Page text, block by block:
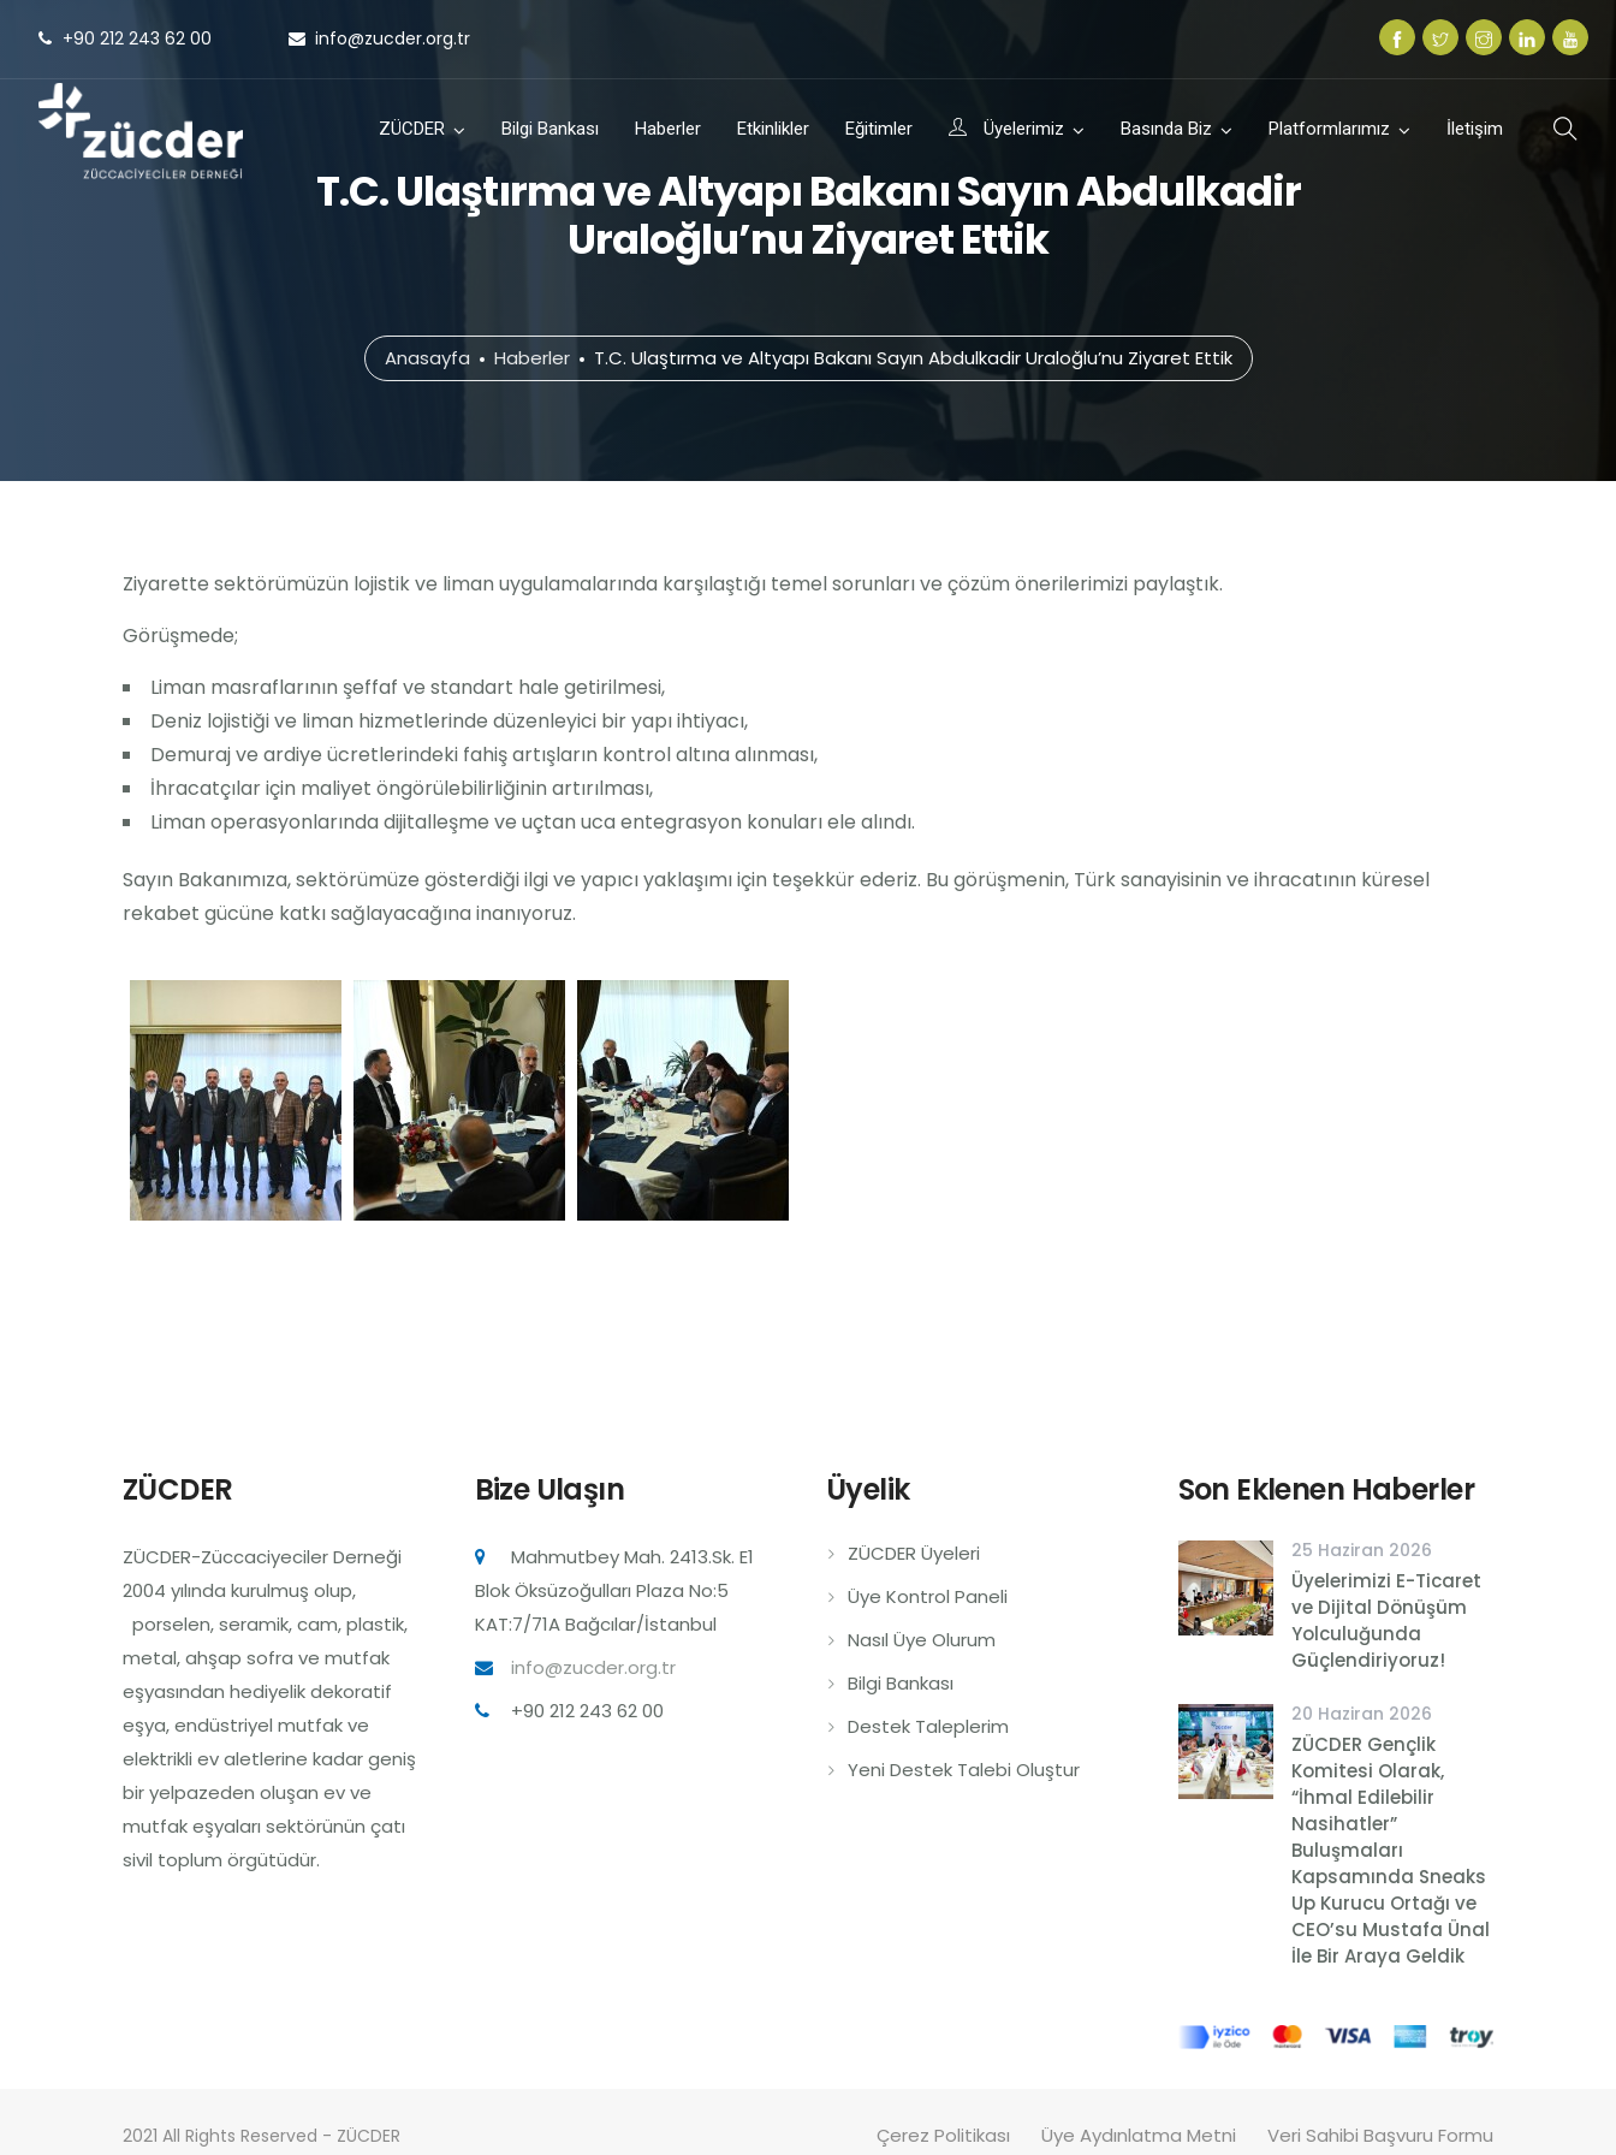
+90 212 243 62 00 info@zucder.org.tr
ZÜCDER Bilgi Bankası Haberler Etkinlikler Eğitimler Üyelerimiz Basında Biz Platformlarımız İletişim
T.C. Ulaştırma ve Altyapı Bakanı Sayın Abdulkadir
Uraloğlu’nu Ziyaret Ettik
Anasayfa Haberler T.C. Ulaştırma ve Altyapı Bakanı Sayın Abdulkadir Uraloğlu’nu Ziyaret Ettik
Ziyarette sektörümüzün lojistik ve liman uygulamalarında karşılaştığı temel sorunları ve çözüm önerilerimizi paylaştık.
Görüşmede;
Liman masraflarının şeffaf ve standart hale getirilmesi,
Deniz lojistiği ve liman hizmetlerinde düzenleyici bir yapı ihtiyacı,
Demuraj ve ardiye ücretlerindeki fahiş artışların kontrol altına alınması,
İhracatçılar için maliyet öngörülebilirliğinin artırılması,
Liman operasyonlarında dijitalleşme ve uçtan uca entegrasyon konuları ele alındı.
Sayın Bakanımıza, sektörümüze gösterdiği ilgi ve yapıcı yaklaşımı için teşekkür ederiz. Bu görüşmenin, Türk sanayisinin ve ihracatının küresel
rekabet gücüne katkı sağlayacağına inanıyoruz.
ZÜCDER
ZÜCDER-Züccaciyeciler Derneği
2004 yılında kurulmuş olup,
porselen, seramik, cam, plastik,
metal, ahşap sofra ve mutfak
eşyasından hediyelik dekoratif
eşya, endüstriyel mutfak ve
elektrikli ev aletlerine kadar geniş
bir yelpazeden oluşan ev ve
mutfak eşyaları sektörünün çatı
sivil toplum örgütüdür.
Bize Ulaşın
Mahmutbey Mah. 2413.Sk. E1
Blok Öksüzoğulları Plaza No:5
KAT:7/71A Bağcılar/İstanbul
info@zucder.org.tr
+90 212 243 62 00
Üyelik
ZÜCDER Üyeleri
Üye Kontrol Paneli
Nasıl Üye Olurum
Bilgi Bankası
Destek Taleplerim
Yeni Destek Talebi Oluştur
Son Eklenen Haberler
25 Haziran 2026
Üyelerimizi E-Ticaret
ve Dijital Dönüşüm
Yolculuğunda
Güçlendiriyoruz!
20 Haziran 2026
ZÜCDER Gençlik
Komitesi Olarak,
“İhmal Edilebilir
Nasihatler”
Buluşmaları
Kapsamında Sneaks
Up Kurucu Ortağı ve
CEO’su Mustafa Ünal
İle Bir Araya Geldik
2021 All Rights Reserved - ZÜCDER Çerez Politikası Üye Aydınlatma Metni Veri Sahibi Başvuru Formu